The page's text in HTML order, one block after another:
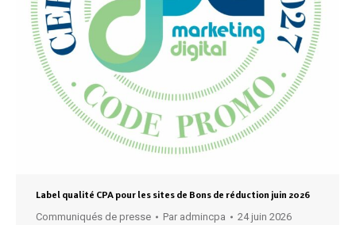
Label qualité CPA pour les sites de Bons de réduction juin 2026
Communiqués de presse Par admincpa 24 juin 2026